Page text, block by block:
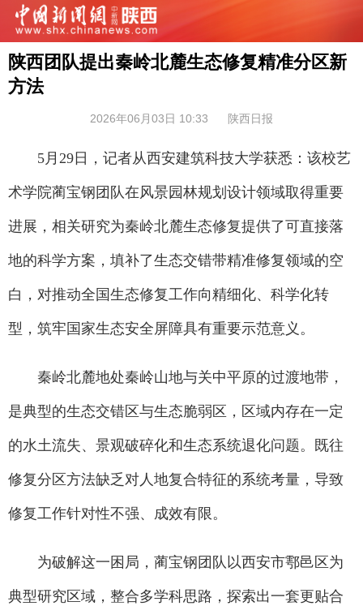
陕西团队提出秦岭北麓生态修复精准分区新
方法
2026年06月03日 10:33 陕西日报
5月29日，记者从西安建筑科技大学获悉：该校艺
术学院蔺宝钢团队在风景园林规划设计领域取得重要
进展，相关研究为秦岭北麓生态修复提供了可直接落
地的科学方案，填补了生态交错带精准修复领域的空
白，对推动全国生态修复工作向精细化、科学化转
型，筑牢国家生态安全屏障具有重要示范意义。
秦岭北麓地处秦岭山地与关中平原的过渡地带，
是典型的生态交错区与生态脆弱区，区域内存在一定
的水土流失、景观破碎化和生态系统退化问题。既往
修复分区方法缺乏对人地复合特征的系统考量，导致
修复工作针对性不强、成效有限。
为破解这一困局，蔺宝钢团队以西安市鄠邑区为
典型研究区域，整合多学科思路，探索出一套更贴合